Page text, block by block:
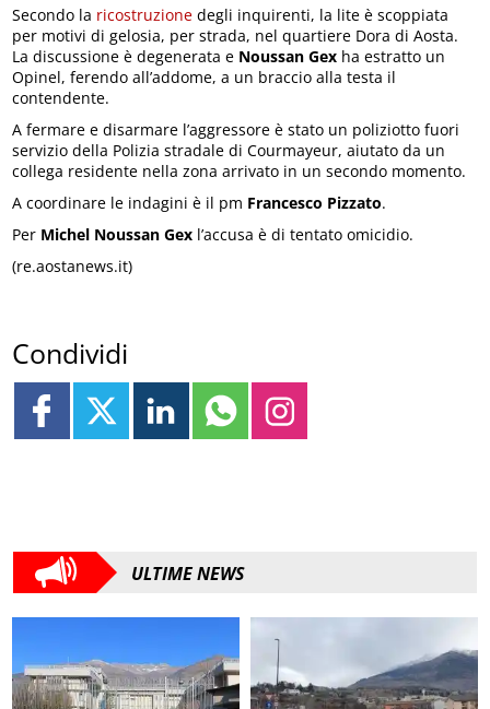
Secondo la ricostruzione degli inquirenti, la lite è scoppiata
per motivi di gelosia, per strada, nel quartiere Dora di Aosta.
La discussione è degenerata e Noussan Gex ha estratto un
Opinel, ferendo all’addome, a un braccio alla testa il
contendente.
A fermare e disarmare l’aggressore è stato un poliziotto fuori
servizio della Polizia stradale di Courmayeur, aiutato da un
collega residente nella zona arrivato in un secondo momento.
A coordinare le indagini è il pm Francesco Pizzato.
Per Michel Noussan Gex l’accusa è di tentato omicidio.
(re.aostanews.it)
Condividi
ULTIME NEWS